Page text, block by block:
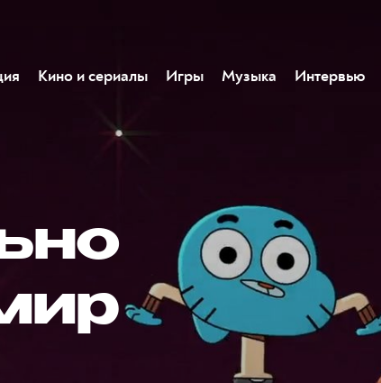
Кино и сериалы Игры Музыка Интервью